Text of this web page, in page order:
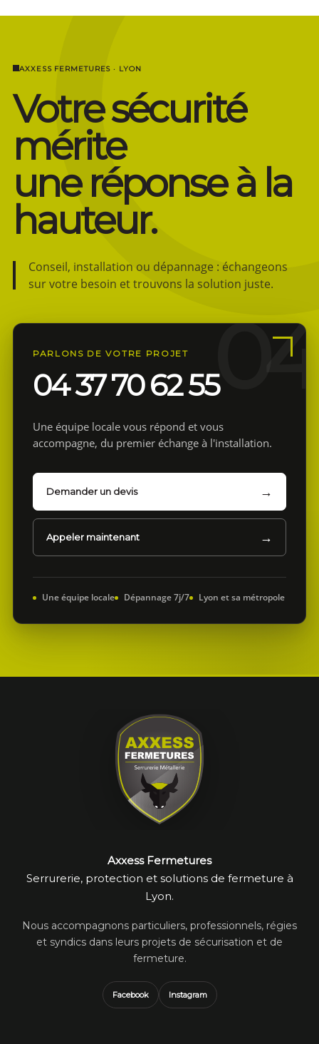
AXXESS FERMETURES · LYON
Votre sécurité
mérite
une réponse à la
hauteur.
Conseil, installation ou dépannage : échangeons
sur votre besoin et trouvons la solution juste.
PARLONS DE VOTRE PROJET
04 37 70 62 55
Une équipe locale vous répond et vous
accompagne, du premier échange à l'installation.
Demander un devis
Appeler maintenant
Une équipe locale Dépannage 7j/7 Lyon et sa métropole
Axxess Fermetures
Serrurerie, protection et solutions de fermeture à
Lyon.
Nous accompagnons particuliers, professionnels, régies
et syndics dans leurs projets de sécurisation et de
fermeture.
Facebook Instagram